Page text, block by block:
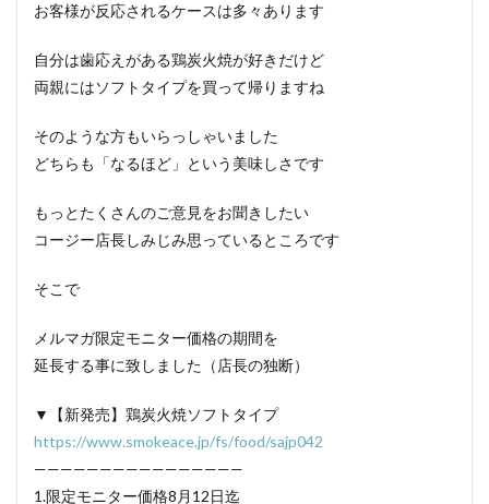
お客様が反応されるケースは多々あります
自分は歯応えがある鶏炭火焼が好きだけど
両親にはソフトタイプを買って帰りますね
そのような方もいらっしゃいました
どちらも「なるほど」という美味しさです
もっとたくさんのご意見をお聞きしたい
コージー店長しみじみ思っているところです
そこで
メルマガ限定モニター価格の期間を
延長する事に致しました（店長の独断）
▼【新発売】鶏炭火焼ソフトタイプ
https://www.smokeace.jp/fs/food/sajp042
————————————————
1.限定モニター価格8月12日迄